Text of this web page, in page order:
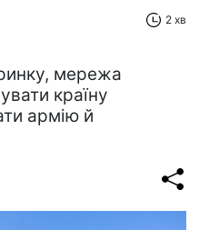
2 хв
мережа
країну
армію й